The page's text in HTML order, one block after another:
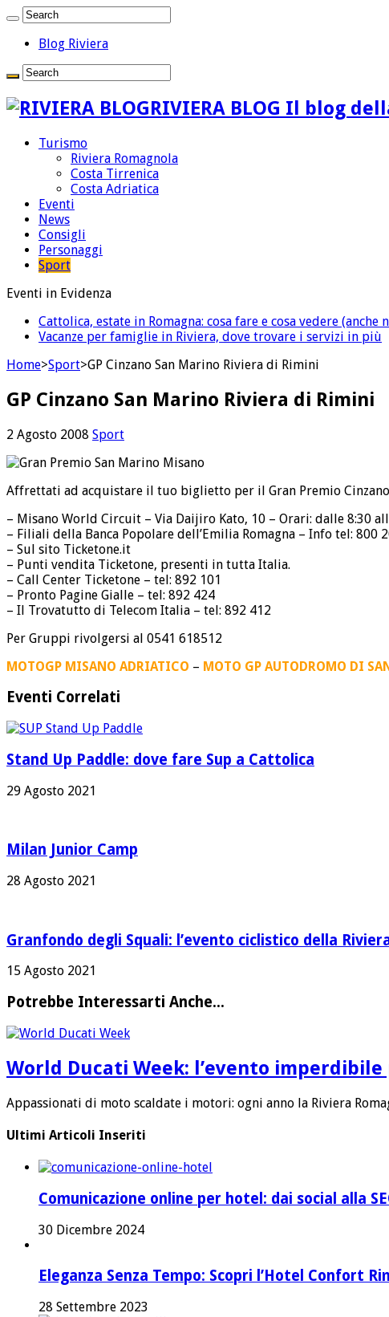
Blog Riviera
RIVIERA BLOG Il blog
Turismo
Riviera Romagnola
Costa Tirrenica
Costa Adriatica
Eventi
News
Consigli
Personaggi
Sport
Eventi in Evidenza
Cattolica, estate in Romagna: cosa fare e cosa vedere
Vacanze per famiglie in Riviera, dove trovare i servizi in più
Home>Sport>GP Cinzano San Marino Riviera di Rimini
GP Cinzano San Marino Riviera di Rimini
2 Agosto 2008 Sport
Affrettati ad acquistare il tuo biglietto per il Gran Premio
– Misano World Circuit – Via Daijiro Kato, 10 – Orari: dalle 8:30
– Filiali della Banca Popolare dell’Emilia Romagna – Info tel: 800
– Sul sito Ticketone.it
– Punti vendita Ticketone, presenti in tutta Italia.
– Call Center Ticketone – tel: 892 101
– Pronto Pagine Gialle – tel: 892 424
– Il Trovatutto di Telecom Italia – tel: 892 412
Per Gruppi rivolgersi al 0541 618512
MOTOGP MISANO ADRIATICO – MOTO GP AUTODROMO DI
Eventi Correlati
Stand Up Paddle: dove fare Sup a Cattolica
29 Agosto 2021
Milan Junior Camp
28 Agosto 2021
Granfondo degli Squali: l’evento ciclistico della
15 Agosto 2021
Potrebbe Interessarti Anche...
World Ducati Week: l’evento
Appassionati di moto scaldate i motori: ogni anno la Riviera
Ultimi Articoli Inseriti
Comunicazione online per hotel: dai social alla
30 Dicembre 2024
Eleganza Senza Tempo: Scopri l’Hotel Confort
28 Settembre 2023